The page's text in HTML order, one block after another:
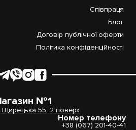
Співпраця
Блог
Договір публічної оферти
Політика конфіденційності
№1
Щирецька 55, 2 поверх
Номер телефону
+38 (067) 201-40-41